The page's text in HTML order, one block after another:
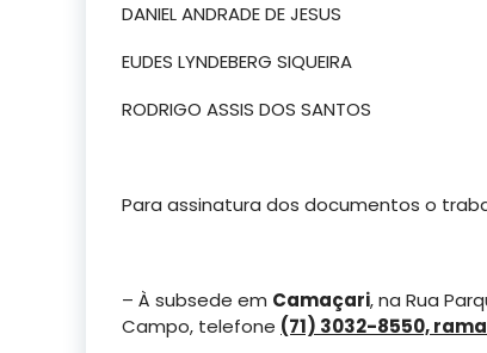
DANIEL ANDRADE DE JESUS
EUDES LYNDEBERG SIQUEIRA
RODRIGO ASSIS DOS SANTOS
Para assinatura dos documentos o
– À subsede em Camaçari, na Rua
Campo, telefone (71) 3032-8550,